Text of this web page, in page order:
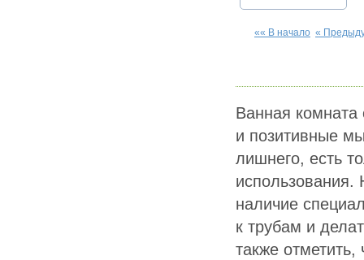
«« В начало «
Ванная комната
и позитивные
лишнего, есть
использования.
наличие
к трубам и
также